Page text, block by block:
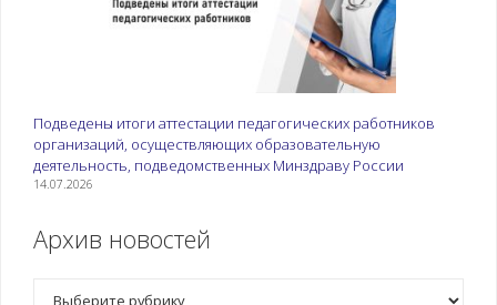
Подведены итоги аттестации педагогических работников
организаций, осуществляющих образовательную
деятельность, подведомственных Минздраву России
14.07.2026
Архив новостей